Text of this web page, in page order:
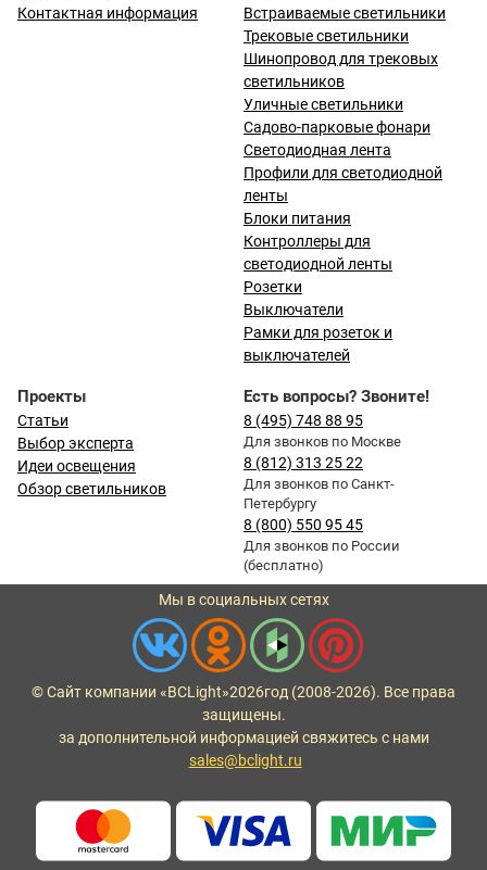
Контактная информация
Встраиваемые светильники
Трековые светильники
Шинопровод для трековых
светильников
Уличные светильники
Садово-парковые фонари
Светодиодная лента
Профили для светодиодной
ленты
Блоки питания
Контроллеры для
светодиодной ленты
Розетки
Выключатели
Рамки для розеток и
выключателей
Проекты
Статьи
Выбор эксперта
Идеи освещения
Обзор светильников
Есть вопросы? Звоните!
8 (495) 748 88 95
Для звонков по Москве
8 (812) 313 25 22
Для звонков по Санкт-
Петербургу
8 (800) 550 95 45
Для звонков по России
(бесплатно)
Мы в социальных сетях
© Сайт компании «BCLight»2026год (2008-2026). Все права
защищены.
за дополнительной информацией свяжитесь с нами
sales@bclight.ru